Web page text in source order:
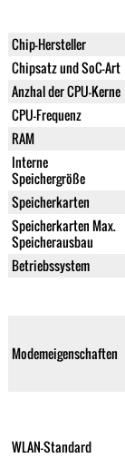
Chip-Hersteller
Chipsatz und SoC-Art
Anzhal der CPU-Kerne
CPU-Frequenz
RAM
Interne
Speichergröße
Speicherkarten
Speicherkarten Max.
Speicherausbau
Betriebssystem
Modemeigenschaften
WLAN-Standard